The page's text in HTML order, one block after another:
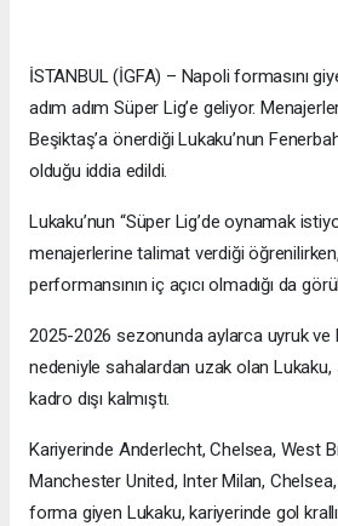
İSTANBUL (İGFA) – Napoli formasını
adım adım Süper Lig’e geliyor.
Beşiktaş’a önerdiği Lukaku’nun
olduğu iddia edildi.
Lukaku’nun “Süper Lig’de oynamak
menajerlerine talimat verdiği öğrenilirken,
performansının iç açıcı olmadığı da
2025-2026 sezonunda aylarca uyruk ve
nedeniyle sahalardan uzak olan Lukaku,
kadro dışı kalmıştı.
Kariyerinde Anderlecht, Chelsea, West
Manchester United, Inter Milan,
forma giyen Lukaku, kariyerinde gol